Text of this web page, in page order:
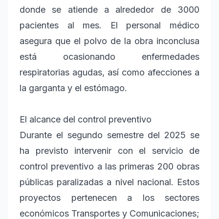
donde se atiende a alrededor de 3000
pacientes al mes. El personal médico
asegura que el polvo de la obra inconclusa
está ocasionando enfermedades
respiratorias agudas, así como afecciones a
la garganta y el estómago.
El alcance del control preventivo
Durante el segundo semestre del 2025 se
ha previsto intervenir con el servicio de
control preventivo a las primeras 200 obras
públicas paralizadas a nivel nacional. Estos
proyectos pertenecen a los sectores
económicos Transportes y Comunicaciones;